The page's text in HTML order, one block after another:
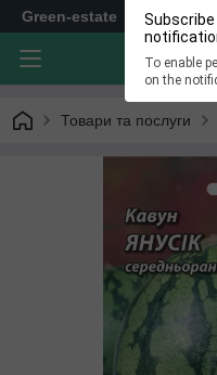
To enable
on the
Green-estate
Товари та послуги